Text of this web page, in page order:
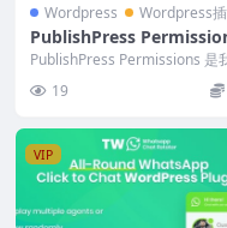
Wordpress Wordpress
PublishPress
Pro 4.1.0
PublishPress Permissions 是
19
VIP